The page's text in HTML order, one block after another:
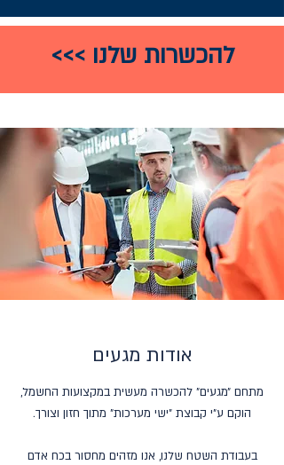
להכשרות שלנו >>>
אודות מגעים
מתחם ״מגעים״ להכשרה מעשית במקצועות החשמל,
הוקם ע״י קבוצת ״ישי מערכות״ מתוך חזון וצורך.
בעבודת השטח שלנו, אנו מזהים מחסור בכח אדם